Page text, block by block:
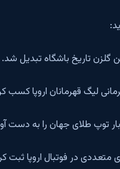
گلزن تاریخ باشگاه تبدیل شد.
لیگ قهرمانان اروپا کسب
توپ طلای جهان را به دست
متعددی در فوتبال اروپا ثبت